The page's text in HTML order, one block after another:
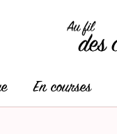
En courses